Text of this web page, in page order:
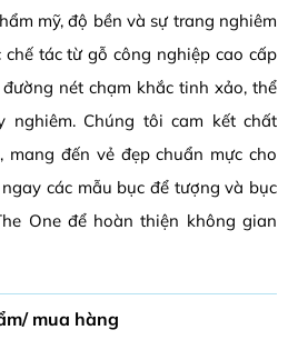
mỹ, độ bền và sự trang nghiêm
tác từ gỗ công nghiệp cao cấp
nét chạm khắc tinh xảo, thể
nghiêm. Chúng tôi cam kết chất
đến vẻ đẹp chuẩn mực cho
các mẫu bục để tượng và bục
One để hoàn thiện không gian
mua hàng